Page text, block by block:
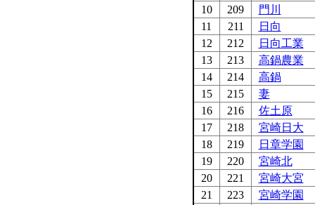
10
209
門川
11
211
日向
12
212
日向工業
13
213
高鍋農業
14
214
高鍋
15
215
妻
16
216
佐土原
17
218
宮崎日大
18
219
日章学園
19
220
宮崎北
20
221
宮崎大宮
21
223
宮崎学園